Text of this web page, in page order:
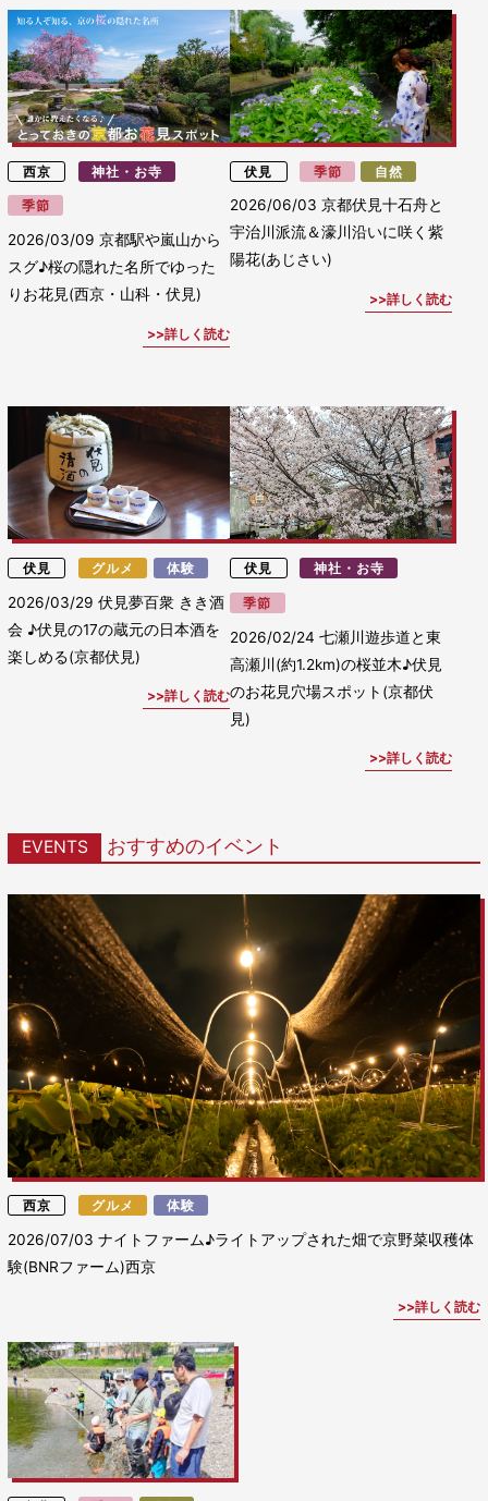
西京 神社・お寺
季節
2026/03/09京都駅や嵐山から
スグ♪桜の隠れた名所でゆった
りお花見(西京・山科・伏見)
詳しく読む
伏見 季節 自然
2026/06/03 京都伏見十石舟と
宇治川派流＆濠川沿いに咲く紫
陽花(あじさい)
詳しく読む
伏見 グルメ 体験
2026/03/29伏見夢百衆 きき酒
会 ♪伏見の17の蔵元の日本酒を
楽しめる(京都伏見)
詳しく読む
伏見 神社・お寺
季節
2026/02/24 七瀬川遊歩道と東
高瀬川(約1.2km)の桜並木♪伏見
のお花見穴場スポット(京都伏
見)
詳しく読む
EVENTS おすすめのイベント
西京 グルメ 体験
2026/07/03ナイトファーム♪ライトアップされた畑で京野菜収穫体
験(BNRファーム)西京
詳しく読む